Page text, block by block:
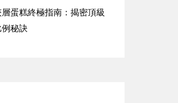
蛋糕終極指南：揭密頂級
秘訣